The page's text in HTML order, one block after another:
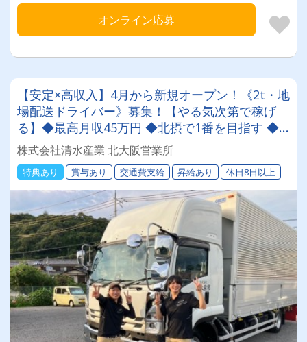
オンライン応募
【安定×高収入】4月から新規オープン！《2t・地
場配送ドライバー》募集！【やる気次第で稼げ
る】◆最高月収45万円 ◆北摂で1番を目指す ◆
賞与・昇給あり
株式会社清水産業 北大阪営業所
特典あり 賞与あり 交通費支給 昇給あり 休日8日以上